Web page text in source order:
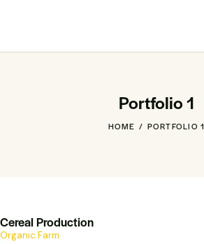
Portfolio 1
HOME PORTFOLIO 1
Cereal Production
Organic Farm